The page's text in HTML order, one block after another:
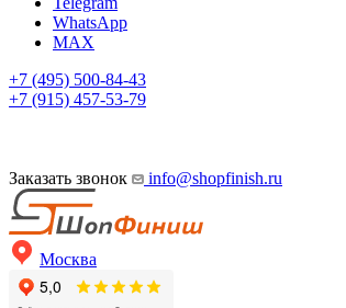
WhatsApp
MAX
+7 (495) 500-84-43
+7 (915) 457-53-79
Заказать звонок info@shopfinish.ru
Москва